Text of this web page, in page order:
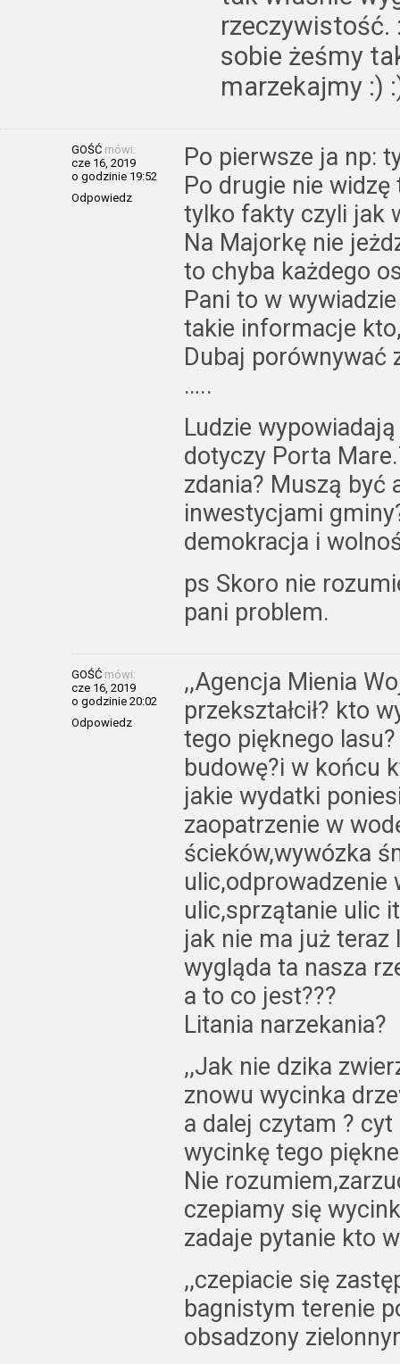
rzeczywistość.
sobie żeśmy
marzekajmy :)
GOŚĆ mówi:
cze 16, 2019
o godzinie 19:52
Odpowiedz
Po pierwsze ja np:
Po drugie nie widzę
tylko fakty czyli jak
Na Majorkę nie
to chyba każdego
Pani to w
takie informacje
Dubaj porównywać
…..
Ludzie
dotyczy Porta
zdania? Muszą być
inwestycjami
demokracja i
ps Skoro nie
pani problem.
GOŚĆ mówi:
cze 16, 2019
o godzinie 20:02
Odpowiedz
,,Agencja Mienia
przekształcił? kto
tego pięknego
budowę?i w końcu
jakie wydatki
zaopatrzenie w
ścieków,wywózka
ulic,odprowadzenie
ulic,sprzątanie ulic
jak nie ma już teraz
wygląda ta nasza
a to co jest???
Litania narzekania?
,,Jak nie dzika
znowu wycinka
a dalej czytam ? cyt
wycinkę tego
Nie
czepiamy się
zadaje pytanie kto
,,czepiacie się
bagnistym terenie
obsadzony